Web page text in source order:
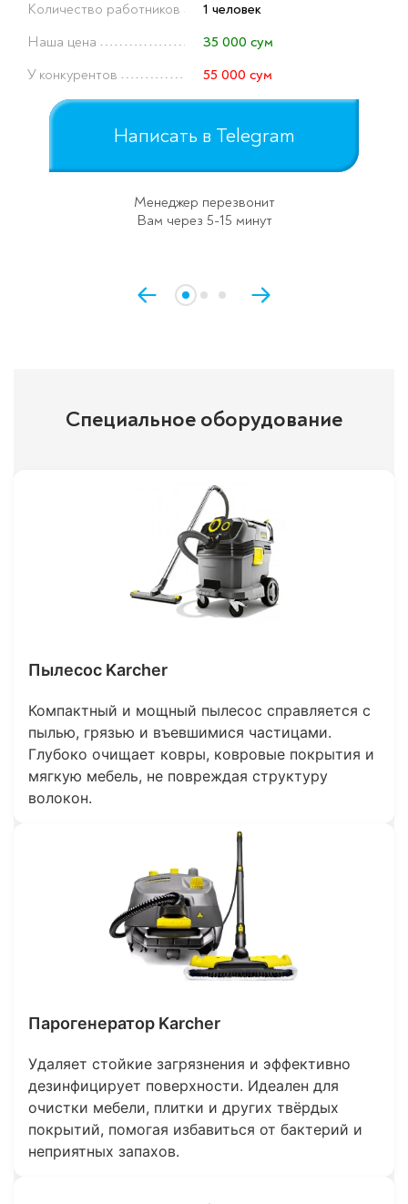
Количество работников
1 человек
Наша цена
35 000 сум
У конкурентов
55 000 сум
Написать в Telegram
Менеджер перезвонит
Вам через 5-15 минут
Специальное оборудование
Пылесос Karcher
Компактный и мощный пылесос справляется с
пылью, грязью и въевшимися частицами.
Глубоко очищает ковры, ковровые покрытия и
мягкую мебель, не повреждая структуру
волокон.
Парогенератор Karcher
Удаляет стойкие загрязнения и эффективно
дезинфицирует поверхности. Идеален для
очистки мебели, плитки и других твёрдых
покрытий, помогая избавиться от бактерий и
неприятных запахов.